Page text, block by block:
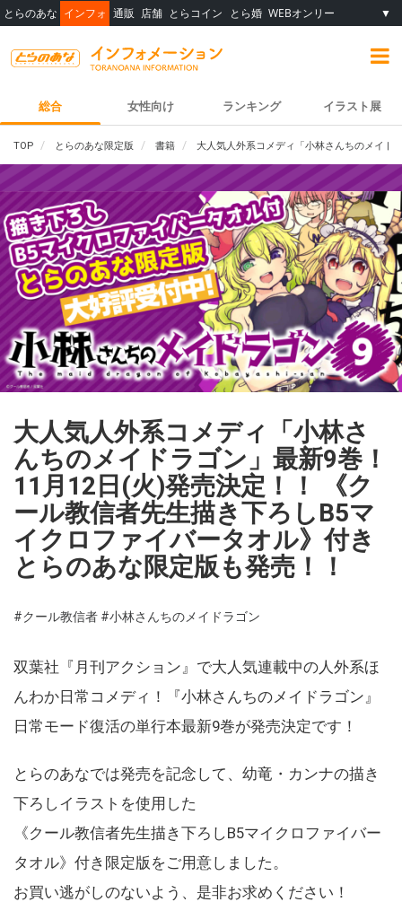
とらのあな インフォ 通販 店舗 とらコイン とら婚 WEBオンリー ▼
総合 女性向け ランキング イラスト展
TOP とらのあな限定版 書籍 大人気人外系コメディ「小林さんちのメイド
大人気人外系コメディ「小林さ
んちのメイドラゴン」最新9巻！
11月12日(火)発売決定！！ 《ク
ール教信者先生描き下ろしB5マ
イクロファイバータオル》付き
とらのあな限定版も発売！！
#クール教信者 #小林さんちのメイドラゴン
双葉社『月刊アクション』で大人気連載中の人外系ほ
んわか日常コメディ！『小林さんちのメイドラゴン』
日常モード復活の単行本最新9巻が発売決定です！
とらのあなでは発売を記念して、幼竜・カンナの描き
下ろしイラストを使用した
《クール教信者先生描き下ろしB5マイクロファイバー
タオル》付き限定版をご用意しました。
お買い逃がしのないよう、是非お求めください！